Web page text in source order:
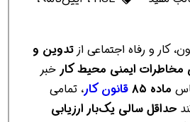
کار و رفاه اجتماعی از تدوین و
مخاطرات ایمنی محیط کار خبر
ماده ۸۵ قانون کار، تمامی
حداقل سالی یک‌بار ارزیابی